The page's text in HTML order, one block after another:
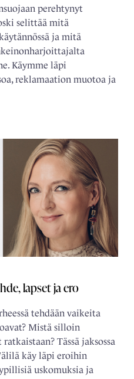
perehtynyt
selittää mitä
ja mitä
Käymme läpi
reklamaation muotoa ja
lapset ja ero
tehdään vaikeita
Mistä silloin
Tässä jaksossa
käy läpi eroihin
uskomuksia ja